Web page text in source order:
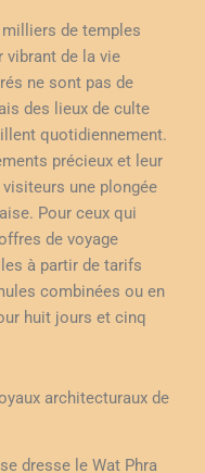
de temples
de la vie
ne sont pas de
des lieux de culte
quotidiennement.
précieux et leur
une plongée
Pour ceux qui
de voyage
à partir de tarifs
combinées ou en
huit jours et cinq
architecturaux de
dresse le Wat Phra